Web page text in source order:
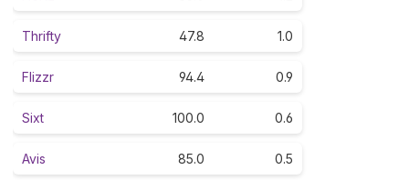
Thrifty 47.8 1.0
Flizzr 94.4 0.9
Sixt 100.0 0.6
Avis 85.0 0.5